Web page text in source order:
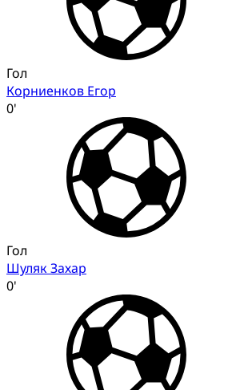
Гол
Корниенков Егор
0'
Гол
Шуляк Захар
0'